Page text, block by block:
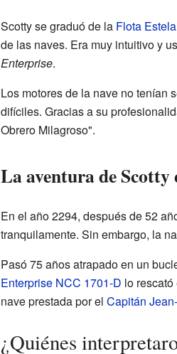
Scotty se graduó de la Flota
de las naves. Era muy intuitivo y
Enterprise.
Los motores de la nave no tenían
difíciles. Gracias a su
Obrero Milagroso".
La aventura de Scotty
En el año 2294, después de 52
tranquilamente. Sin embargo, la
Pasó 75 años atrapado en un
Enterprise NCC 1701-D lo
nave prestada por el Capitán
¿Quiénes